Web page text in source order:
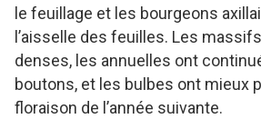
le feuillage et les bourgeons
l’aisselle des feuilles. Les
denses, les annuelles ont
boutons, et les bulbes ont mieux
floraison de l’année suivante.